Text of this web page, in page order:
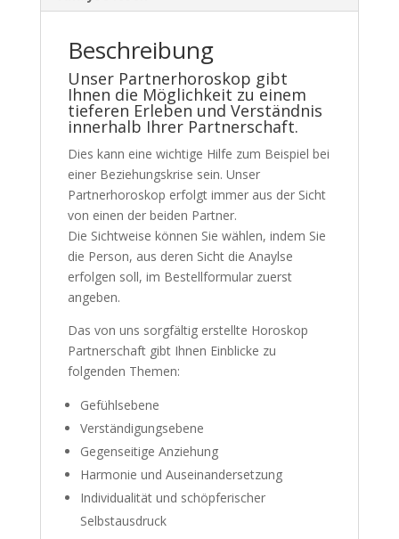
Beschreibung
Unser Partnerhoroskop gibt
Ihnen die Möglichkeit zu einem
tieferen Erleben und Verständnis
innerhalb Ihrer Partnerschaft.
Dies kann eine wichtige Hilfe zum Beispiel bei
einer Beziehungskrise sein. Unser
Partnerhoroskop erfolgt immer aus der Sicht
von einen der beiden Partner.
Die Sichtweise können Sie wählen, indem Sie
die Person, aus deren Sicht die Anaylse
erfolgen soll, im Bestellformular zuerst
angeben.
Das von uns sorgfältig erstellte Horoskop
Partnerschaft gibt Ihnen Einblicke zu
folgenden Themen:
Gefühlsebene
Verständigungsebene
Gegenseitige Anziehung
Harmonie und Auseinandersetzung
Individualität und schöpferischer
Selbstausdruck